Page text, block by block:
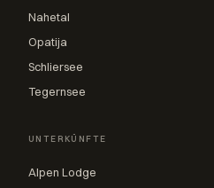
Nahetal
Opatija
Schliersee
Tegernsee
UNTERKÜNFTE
Alpen Lodge